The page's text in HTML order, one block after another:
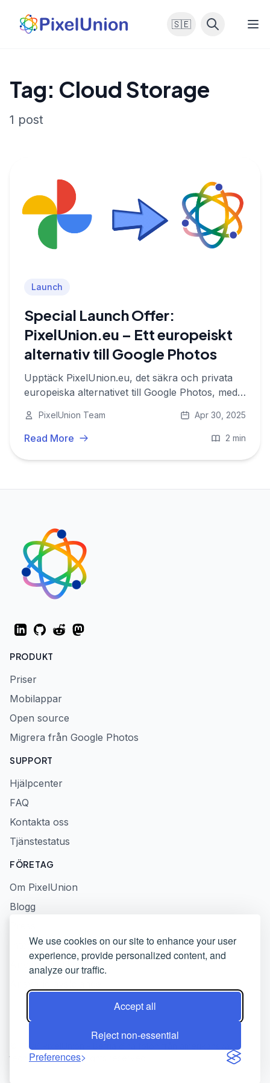
We use cookies on our site to enhance your user
experience, provide personalized content, and
analyze our traffic.
Accept all
Reject non-essential
Preferences
🇸🇪
Tag: Cloud Storage
1 post
Launch
Special Launch Offer:
PixelUnion.eu – Ett europeiskt
alternativ till Google Photos
Upptäck PixelUnion.eu, det säkra och privata
europeiska alternativet till Google Photos, med
PixelUnion Team Apr 30, 2025
Read More 2 min
LinkedInGitHubRedditMastodon
PRODUKT
Priser
Mobilappar
Open source
Migrera från Google Photos
SUPPORT
Hjälpcenter
FAQ
Kontakta oss
Tjänstestatus
FÖRETAG
Om PixelUnion
Blogg
Integritetspolicy
Användarvillkor
© 2026 PixelUnion - Befria dina foton från amerikanska
techplattformar. All rights reserved.